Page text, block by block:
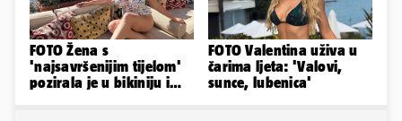
FOTO Žena s
'najsavršenijim tijelom'
pozirala je u bikiniju i
FOTO Valentina uživa u
čarima ljeta: 'Valovi,
sunce, lubenica'